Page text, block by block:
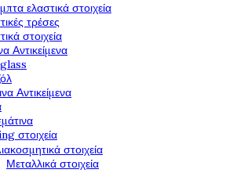
ελαστικά στοιχεία
τρέσες
στοιχεία
Αντικείμενα
Αντικείμενα
στοιχεία
στοιχεία
Μεταλλικά στοιχεία